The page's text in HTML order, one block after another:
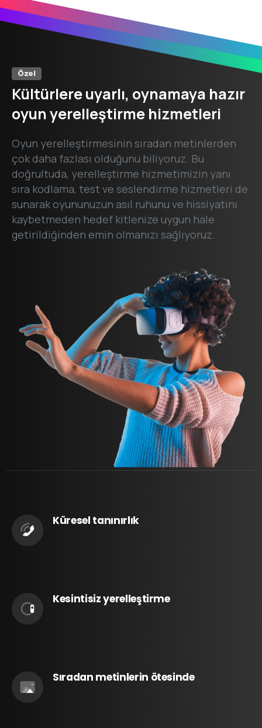
Özel
Kültürlereuyarlı, oynamaya hazır
oyunyerelleştirme hizmetleri
Oyun yerelleştirmesinin sıradan metinlerden
çok daha fazlası olduğunu biliyoruz. Bu
doğrultuda, yerelleştirme hizmetimizin yanı
sıra kodlama, test ve seslendirme hizmetleri de
sunarak oyununuzun asıl ruhunu ve hissiyatını
kaybetmeden hedef kitlenize uygun hale
getirildiğinden emin olmanızı sağlıyoruz.
Küresel tanınırlık
Kesintisiz yerelleştirme
Sıradan metinlerin ötesinde